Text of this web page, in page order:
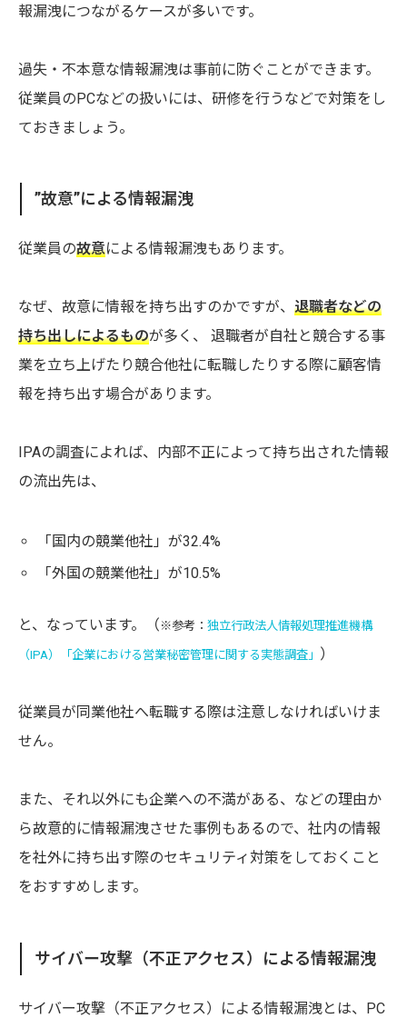
報漏洩につながるケースが多いです。
過失・不本意な情報漏洩は事前に防ぐことができます。
従業員のPCなどの扱いには、研修を行うなどで対策をし
ておきましょう。
”故意”による情報漏洩
従業員の故意による情報漏洩もあります。
なぜ、故意に情報を持ち出すのかですが、 退職者などの
持ち出しによるものが多く、 退職者が自社と競合する事
業を立ち上げたり競合他社に転職したりする際に顧客情
報を持ち出す場合があります。
IPAの調査によれば、内部不正によって持ち出された情報
の流出先は、
「国内の競業他社」が32.4%
「外国の競業他社」が10.5%
と、なっています。（ ※参考： 独立行政法人情報処理推進機構
（IPA）「企業における営業秘密管理に関する実態調査」 ）
従業員が同業他社へ転職する際は注意しなければいけま
せん。
また、それ以外にも企業への不満がある、などの理由か
ら故意的に情報漏洩させた事例もあるので、社内の情報
を社外に持ち出す際のセキュリティ対策をしておくこと
をおすすめします。
サイバー攻撃（不正アクセス）による情報漏洩
サイバー攻撃（不正アクセス）による情報漏洩とは、PC